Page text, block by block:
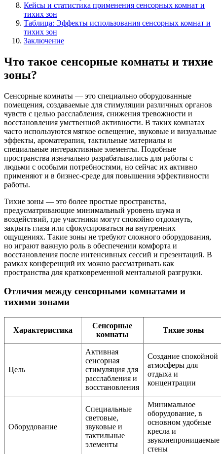
Кейсы и статистика применения сенсорных комнат и
тихих зон
Таблица: Эффекты использования сенсорных комнат и
тихих зон
Заключение
Что такое сенсорные комнаты и тихие
зоны?
Сенсорные комнаты — это специально оборудованные
помещения, создаваемые для стимуляции различных органов
чувств с целью расслабления, снижения тревожности и
восстановления умственной активности. В таких комнатах
часто используются мягкое освещение, звуковые и визуальные
эффекты, ароматерапия, тактильные материалы и
специальные интерактивные элементы. Подобные
пространства изначально разрабатывались для работы с
людьми с особыми потребностями, но сейчас их активно
применяют и в бизнес-среде для повышения эффективности
работы.
Тихие зоны — это более простые пространства,
предусматривающие минимальный уровень шума и
воздействий, где участники могут спокойно отдохнуть,
закрыть глаза или сфокусироваться на внутренних
ощущениях. Такие зоны не требуют сложного оборудования,
но играют важную роль в обеспечении комфорта и
восстановления после интенсивных сессий и презентаций. В
рамках конференций их можно рассматривать как
пространства для кратковременной ментальной разгрузки.
Отличия между сенсорными комнатами и
тихими зонами
Характеристика
Сенсорные
комнаты
Тихие зоны
Цель
Активная
сенсорная
стимуляция для
расслабления и
восстановления
Создание спокойной
атмосферы для
отдыха и
концентрации
Оборудование
Специальные
световые,
звуковые и
тактильные
элементы
Минимальное
оборудование, в
основном удобные
кресла и
звуконепроницаемые
стены